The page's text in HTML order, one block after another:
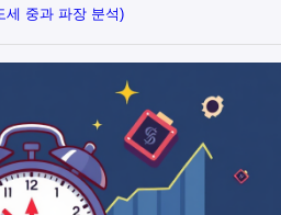
세 중과 파장 분석)